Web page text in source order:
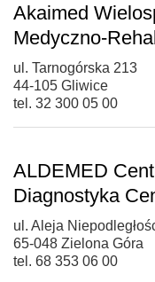
Akaimed
Medyczno-
ul. Tarnogórska 213
44-105 Gliwice
tel. 32 300 05 00
ALDEMED
Diagnostyka
ul. Aleja
65-048 Zielona Góra
tel. 68 353 06 00